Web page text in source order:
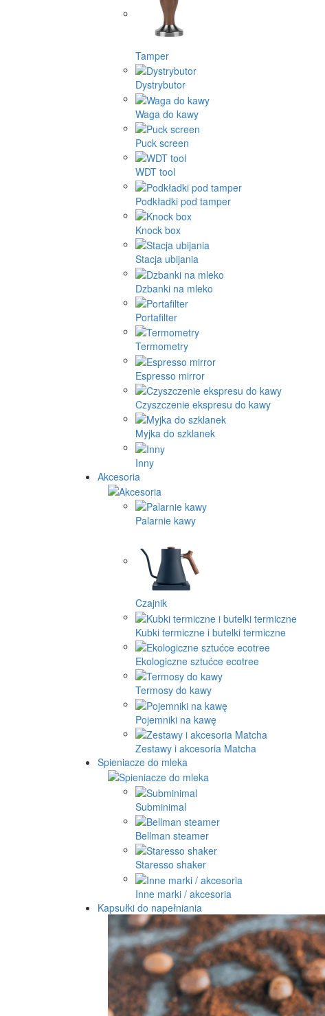
Tamper
Dystrybutor
Waga do kawy
Puck screen
WDT tool
Podkładki pod tamper
Knock box
Stacja ubijania
Dzbanki na mleko
Portafilter
Termometry
Espresso mirror
Czyszczenie ekspresu do kawy
Myjka do szklanek
Inny
Akcesoria
Palarnie kawy
Czajnik
Kubki termiczne i butelki termiczne
Ekologiczne sztućce ecotree
Termosy do kawy
Pojemniki na kawę
Zestawy i akcesoria Matcha
Spieniacze do mleka
Subminimal
Bellman steamer
Staresso shaker
Inne marki / akcesoria
Kapsułki do napełniania